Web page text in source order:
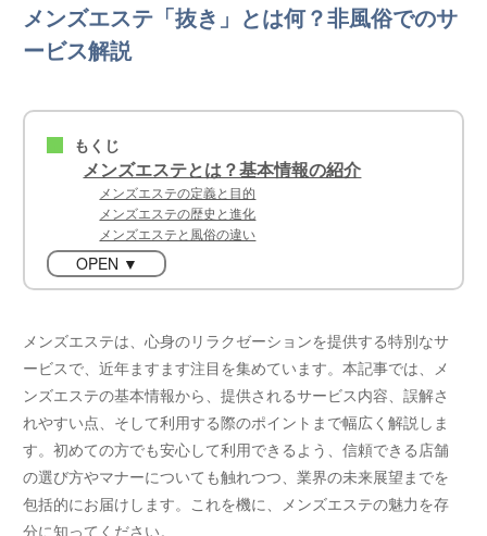
メンズエステ「抜き」とは何？非風俗でのサ
ービス解説
■ もくじ
メンズエステとは？基本情報の紹介
メンズエステの定義と目的
メンズエステの歴史と進化
メンズエステと風俗の違い
OPEN ▼
メンズエステは、心身のリラクゼーションを提供する特別なサ
ービスで、近年ますます注目を集めています。本記事では、メ
ンズエステの基本情報から、提供されるサービス内容、誤解さ
れやすい点、そして利用する際のポイントまで幅広く解説しま
す。初めての方でも安心して利用できるよう、信頼できる店舗
の選び方やマナーについても触れつつ、業界の未来展望までを
包括的にお届けします。これを機に、メンズエステの魅力を存
分に知ってください。